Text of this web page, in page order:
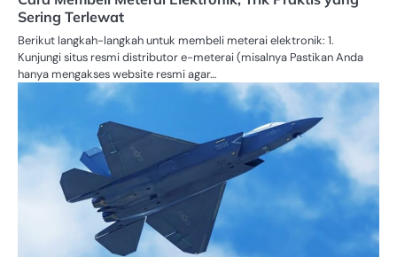
Sering Terlewat
Berikut langkah-langkah untuk membeli meterai elektronik: 1.
Kunjungi situs resmi distributor e-meterai (misalnya Pastikan Anda
hanya mengakses website resmi agar…